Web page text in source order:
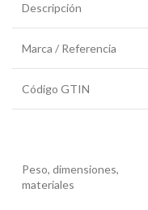
Descripción
Marca / Referencia
Código GTIN
Peso, dimensiones,
materiales